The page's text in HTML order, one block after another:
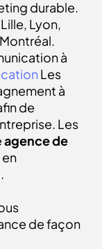
durable.
Lyon,
à
Les
à
de
Les
agence de
de façon